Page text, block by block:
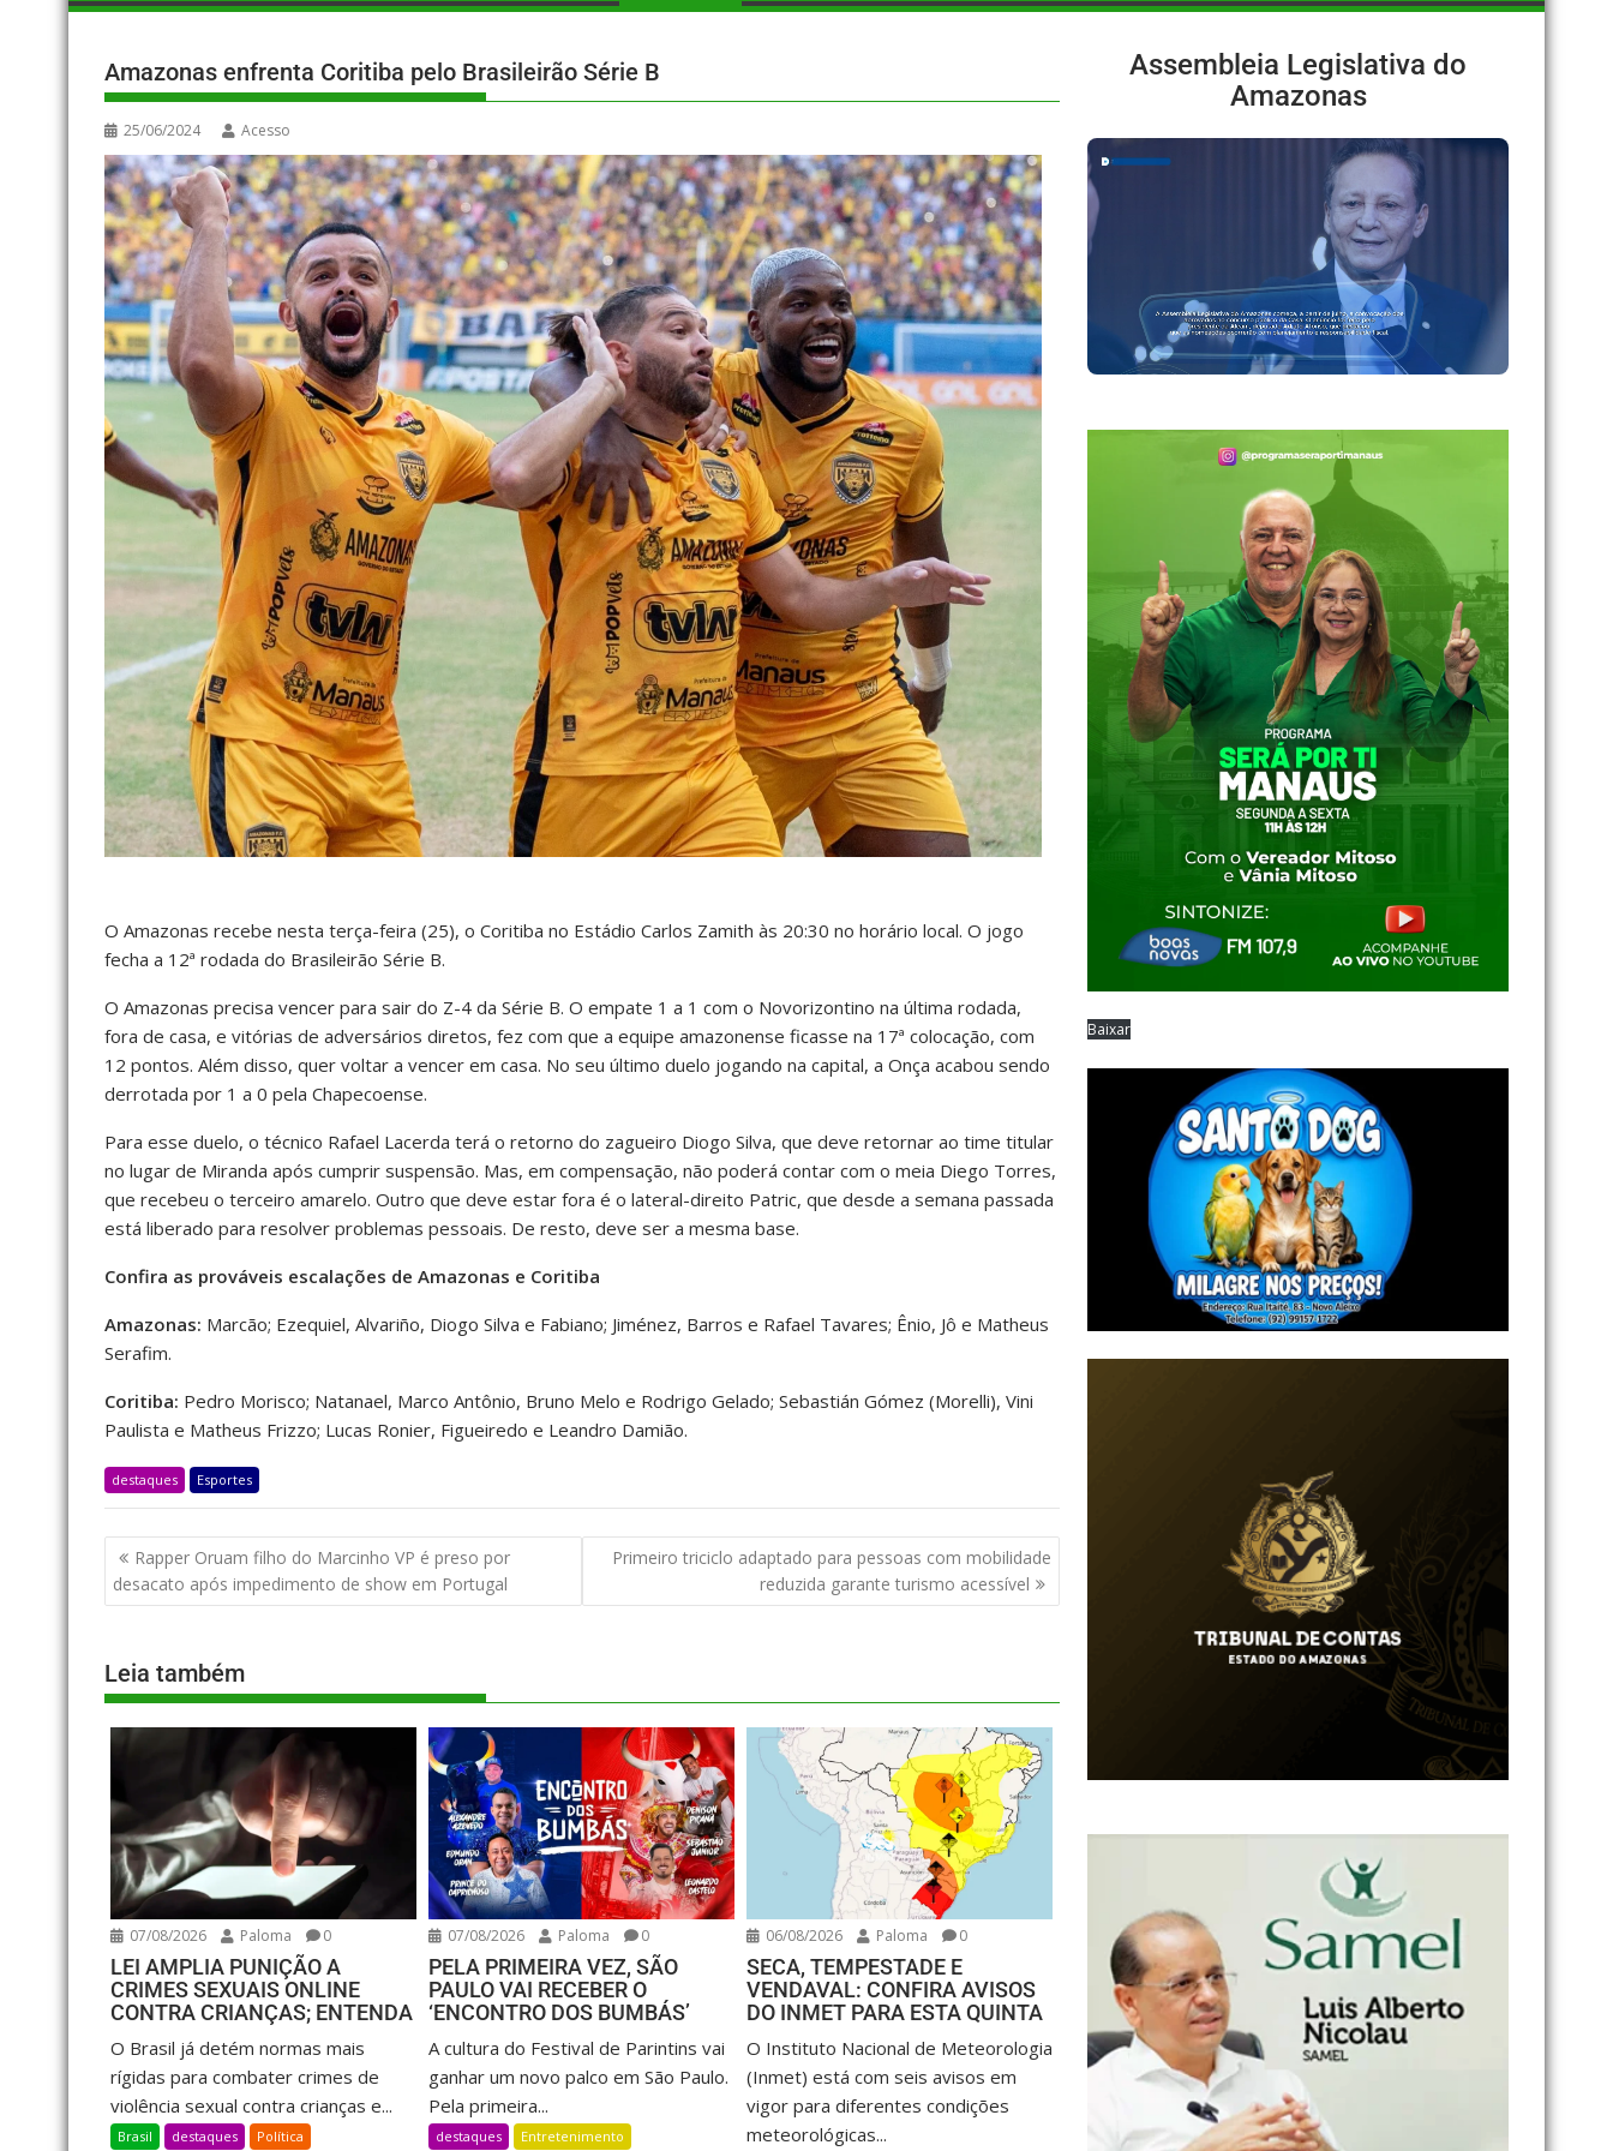
Amazonas enfrenta Coritiba pelo Brasileirão Série B
25/06/2024 Acesso
O Amazonas recebe nesta terça-feira (25), o Coritiba no Estádio Carlos Zamith às 20:30 no horário local. O jogo
fecha a 12ª rodada do Brasileirão Série B.
O Amazonas precisa vencer para sair do Z-4 da Série B. O empate 1 a 1 com o Novorizontino na última rodada,
fora de casa, e vitórias de adversários diretos, fez com que a equipe amazonense ficasse na 17ª colocação, com
12 pontos. Além disso, quer voltar a vencer em casa. No seu último duelo jogando na capital, a Onça acabou sendo
derrotada por 1 a 0 pela Chapecoense.
Para esse duelo, o técnico Rafael Lacerda terá o retorno do zagueiro Diogo Silva, que deve retornar ao time titular
no lugar de Miranda após cumprir suspensão. Mas, em compensação, não poderá contar com o meia Diego Torres,
que recebeu o terceiro amarelo. Outro que deve estar fora é o lateral-direito Patric, que desde a semana passada
está liberado para resolver problemas pessoais. De resto, deve ser a mesma base.
Confira as prováveis escalações de Amazonas e Coritiba
Amazonas: Marcão; Ezequiel, Alvariño, Diogo Silva e Fabiano; Jiménez, Barros e Rafael Tavares; Ênio, Jô e Matheus
Serafim.
Coritiba: Pedro Morisco; Natanael, Marco Antônio, Bruno Melo e Rodrigo Gelado; Sebastián Gómez (Morelli), Vini
Paulista e Matheus Frizzo; Lucas Ronier, Figueiredo e Leandro Damião.
destaques Esportes
Rapper Oruam filho do Marcinho VP é preso por
desacato após impedimento de show em Portugal
Primeiro triciclo adaptado para pessoas com mobilidade
reduzida garante turismo acessível
Leia também
07/08/2026 Paloma 0
LEI AMPLIA PUNIÇÃO A
CRIMES SEXUAIS ONLINE
CONTRA CRIANÇAS; ENTENDA
O Brasil já detém normas mais
rígidas para combater crimes de
violência sexual contra crianças e...
Brasil destaques Política
07/08/2026 Paloma 0
PELA PRIMEIRA VEZ, SÃO
PAULO VAI RECEBER O
‘ENCONTRO DOS BUMBÁS’
A cultura do Festival de Parintins vai
ganhar um novo palco em São Paulo.
Pela primeira...
destaques Entretenimento
06/08/2026 Paloma 0
SECA, TEMPESTADE E
VENDAVAL: CONFIRA AVISOS
DO INMET PARA ESTA QUINTA
O Instituto Nacional de Meteorologia
(Inmet) está com seis avisos em
vigor para diferentes condições
meteorológicas...
Assembleia Legislativa do
Amazonas
Baixar